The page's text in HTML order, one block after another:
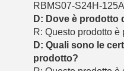
RBMS07-S24H-
D: Dove è prodotto
R: Questo prodotto è
D: Quali sono le
prodotto?